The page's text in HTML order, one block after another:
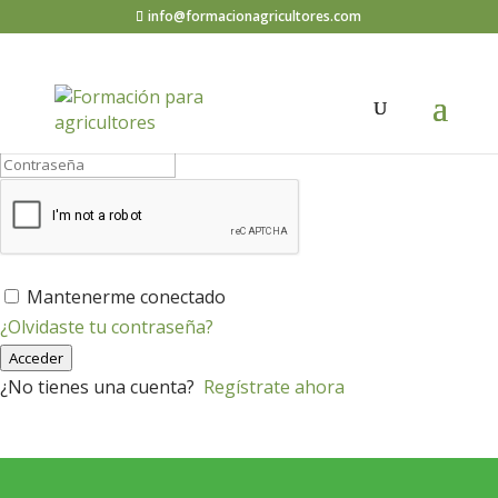
info@formacionagricultores.com
¡Hola, bienvenido de nuevo!
Mantenerme conectado
¿Olvidaste tu contraseña?
Acceder
¿No tienes una cuenta? Regístrate ahora